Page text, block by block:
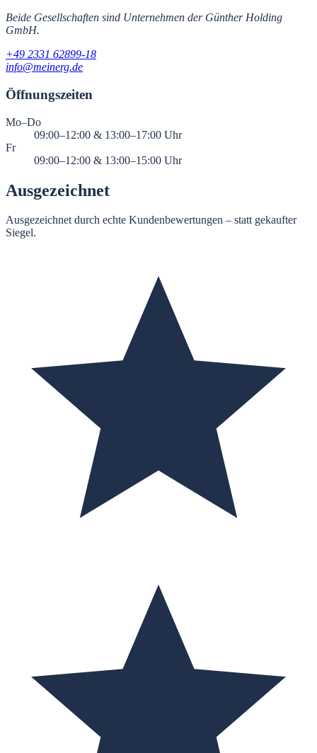
Beide Gesellschaften sind Unternehmen der Günther Holding
GmbH.
+49 2331 62899-18
info@meinerg.de
Öffnungszeiten
Mo–Do
09:00–12:00 & 13:00–17:00 Uhr
Fr
09:00–12:00 & 13:00–15:00 Uhr
Ausgezeichnet
Ausgezeichnet durch echte Kundenbewertungen – statt gekaufter
Siegel.